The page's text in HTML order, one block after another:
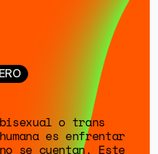
o trans
es enfrentar
se cuentan. Este